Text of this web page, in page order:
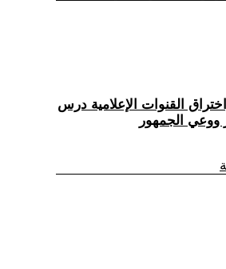
القنوات الإعلامية درس
الجمهور